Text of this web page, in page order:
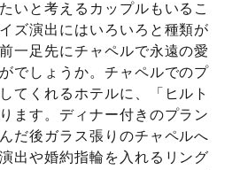
いと考えるカップルもいるこ
ズ演出にはいろいろと種類が
一足先にチャペルで永遠の愛
でしょうか。チャペルでのプ
てくれるホテルに、「ヒルト
ます。ディナー付きのプラン
だ後ガラス張りのチャペルへ
出や婚約指輪を入れるリング